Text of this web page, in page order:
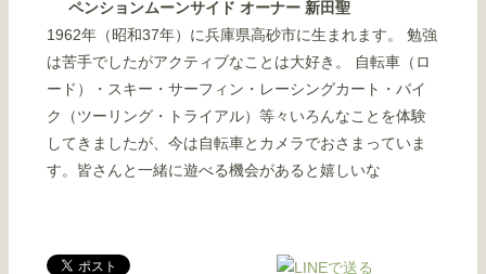
ペンションムーンサイド オーナー 新田聖
1962年（昭和37年）に兵庫県高砂市に生まれます。 勉強
は苦手でしたがアクティブなことは大好き。 自転車（ロ
ード）・スキー・サーフィン・レーシングカート・バイ
ク（ツーリング・トライアル）等々いろんなことを体験
してきましたが、今は自転車とカメラでおさまっていま
す。皆さんと一緒に遊べる機会があると嬉しいな